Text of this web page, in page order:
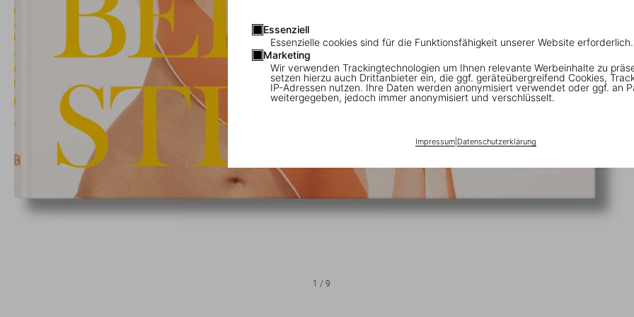
Essenziell
Essenzielle cookies sind für die Funktionsfähigkeit unserer Website erforderlich.
Marketing
Wir verwenden Trackingtechnologien um Ihnen relevante Werbeinhalte zu
setzen hierzu auch Drittanbieter ein, die ggf. geräteübergreifend Cookies,
IP-Adressen nutzen. Ihre Daten werden anonymisiert verwendet oder ggf. an
weitergegeben, jedoch immer anonymisiert und verschlüsselt.
Impressum| Datenschutzerklärung
1 /9